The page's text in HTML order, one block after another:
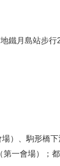
鐵月島站步行
）、駒形橋下
第一會場）；